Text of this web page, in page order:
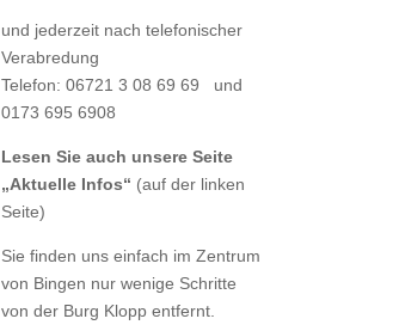
und jederzeit nach telefonischer
Verabredung
Telefon: 06721 3 08 69 69 und
0173 695 6908
Lesen Sie auch unsere Seite
„Aktuelle Infos“ (auf der linken
Seite)
Sie finden uns einfach im Zentrum
von Bingen nur wenige Schritte
von der Burg Klopp entfernt.